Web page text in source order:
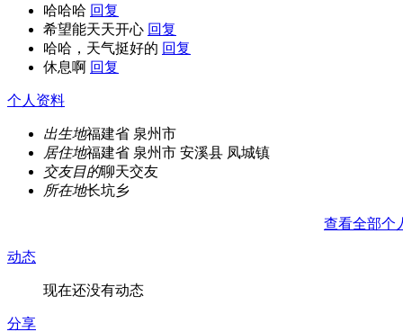
哈哈哈 回复
希望能天天开心 回复
哈哈，天气挺好的 回复
休息啊 回复
个人资料
出生地福建省 泉州市
居住地福建省 泉州市 安溪县 凤城镇
交友目的聊天交友
所在地长坑乡
查看全部个
动态
现在还没有动态
分享